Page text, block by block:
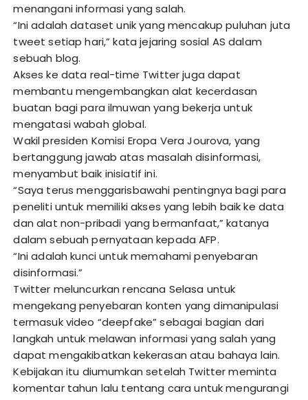
menangani informasi yang salah.
“Ini adalah dataset unik yang mencakup puluhan juta
tweet setiap hari,” kata jejaring sosial AS dalam
sebuah blog.
Akses ke data real-time Twitter juga dapat
membantu mengembangkan alat kecerdasan
buatan bagi para ilmuwan yang bekerja untuk
mengatasi wabah global.
Wakil presiden Komisi Eropa Vera Jourova, yang
bertanggung jawab atas masalah disinformasi,
menyambut baik inisiatif ini.
“Saya terus menggarisbawahi pentingnya bagi para
peneliti untuk memiliki akses yang lebih baik ke data
dan alat non-pribadi yang bermanfaat,” katanya
dalam sebuah pernyataan kepada AFP.
“Ini adalah kunci untuk memahami penyebaran
disinformasi.”
Twitter meluncurkan rencana Selasa untuk
mengekang penyebaran konten yang dimanipulasi
termasuk video “deepfake” sebagai bagian dari
langkah untuk melawan informasi yang salah yang
dapat mengakibatkan kekerasan atau bahaya lain.
Kebijakan itu diumumkan setelah Twitter meminta
komentar tahun lalu tentang cara untuk mengurangi